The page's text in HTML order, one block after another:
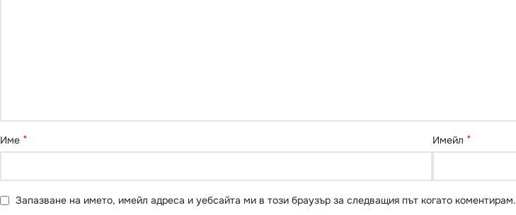
Име * Имейл *
Запазване на името, имейл адреса и уебсайта ми в този браузър за следващия път когато коментирам.